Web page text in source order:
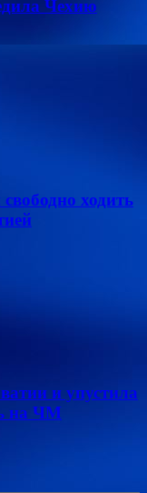
Чехию
ходить
и упустила
на ЧМ